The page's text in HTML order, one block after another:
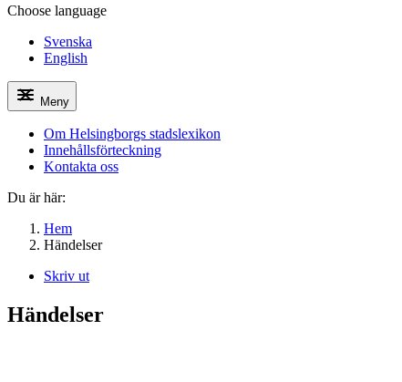
Helsingborgs stadslexikon
Choose language
Svenska
English
Meny
Om Helsingborgs stadslexikon
Innehållsförteckning
Kontakta oss
Du är här:
Hem
Händelser
Skriv ut
Händelser